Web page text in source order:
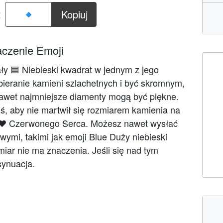
Kopiuj
Emoji
🟦 Niebieski kwadrat w jednym z jego
kamieni szlachetnych i być skromnym,
najmniejsze diamenty mogą być piękne.
aby nie martwił się rozmiarem kamienia na
Czerwonego Serca. Możesz nawet wysłać
takimi jak emoji Blue Duży niebieski
nie ma znaczenia. Jeśli się nad tym